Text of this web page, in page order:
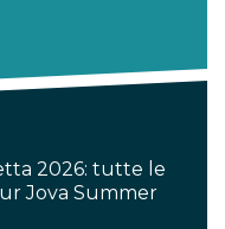
2026: tutte le
Jova Summer